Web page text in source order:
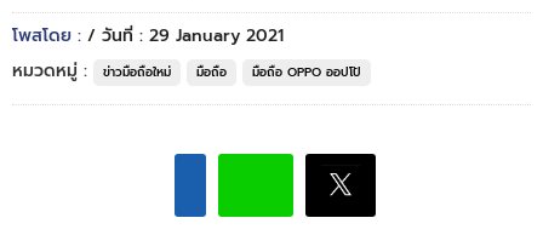
โพสโดย : / วันที่ : 29 January 2021
หมวดหมู่ :
ข่าวมือถือใหม่ มือถือ มือถือ OPPO ออปโป้